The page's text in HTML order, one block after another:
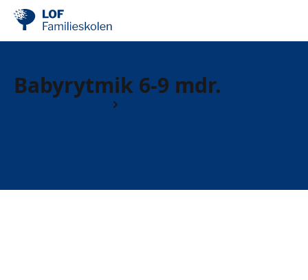
Babyrytmik 6-9 mdr.